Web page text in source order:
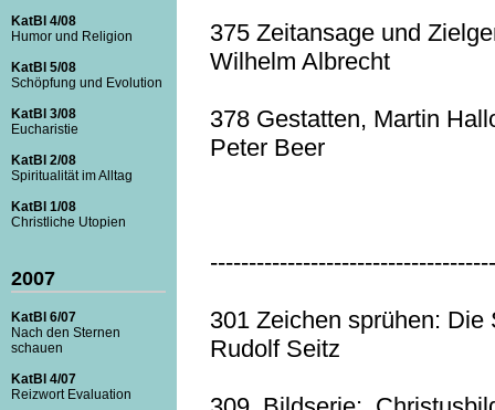
KatBl 4/08
Humor und Religion
KatBl 5/08
Schöpfung und Evolution
KatBl 3/08
Eucharistie
KatBl 2/08
Spiritualität im Alltag
KatBl 1/08
Christliche Utopien
2007
KatBl 6/07
Nach den Sternen
schauen
KatBl 4/07
Reizwort Evaluation
375 Zeitansage und
Wilhelm Albrecht
378 Gestatten, Martin
Peter Beer
301 Zeichen sprühen: Die
Rudolf Seitz